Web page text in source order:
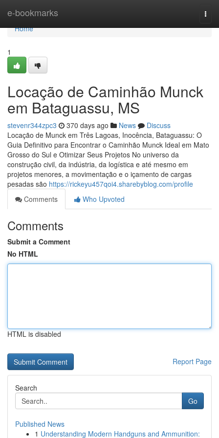
e-bookmarks
Home
Home
1
Locação de Caminhão Munck
em Bataguassu, MS
stevenr344zpc3 370 days ago News
Discuss
Locação de Munck em Três Lagoas, Inocência, Bataguassu: O
Guia Definitivo para Encontrar o Caminhão Munck Ideal em Mato
Grosso do Sul e Otimizar Seus Projetos No universo da
construção civil, da indústria, da logística e até mesmo em
projetos menores, a movimentação e o içamento de cargas
pesadas são https://rickeyu457qoi4.sharebyblog.com/profile
Comments
Who Upvoted
Comments
Submit a Comment
No HTML
HTML is disabled
Report Page
Search
Go
Published News
1 Understanding Modern Handguns and Ammunition: